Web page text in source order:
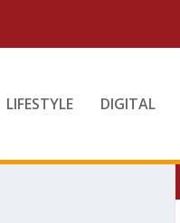
LIFESTYLE DIGITAL